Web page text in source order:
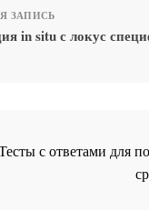
ЗАПИСЬ
in situ с локус
с ответами для